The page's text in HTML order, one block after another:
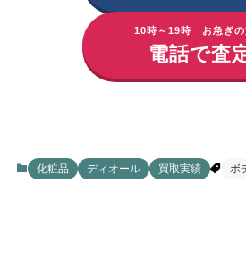
10時～19時 お急ぎの
電話で査
化粧品 ディオール 買取実績 ボ